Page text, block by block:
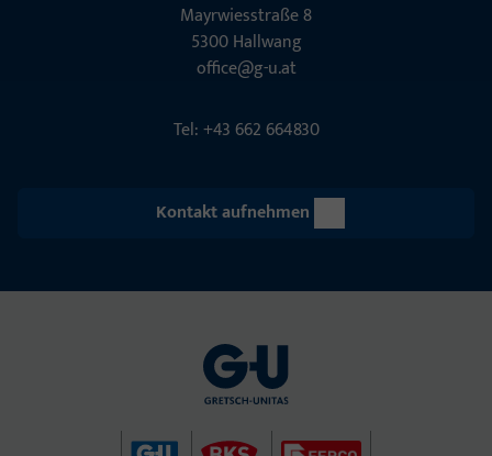
Mayrwies­straße 8
5300 Hall­wang
office@g-u.at
Tel: +43 662 664830
Kontakt aufnehmen